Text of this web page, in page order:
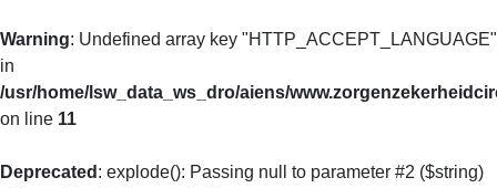
Warning: Undefined array key "HTTP_ACCEPT_LANGUAGE"
in
/usr/home/lsw_data_ws_dro/aiens/
on line 11
Deprecated : explode(): Passing null to parameter #2 ($string)